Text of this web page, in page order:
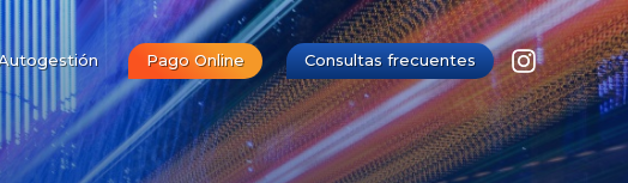
Pago Online Consultas frecuentes